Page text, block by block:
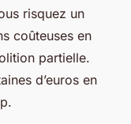
risquez un
coûteuses en
partielle.
d’euros en